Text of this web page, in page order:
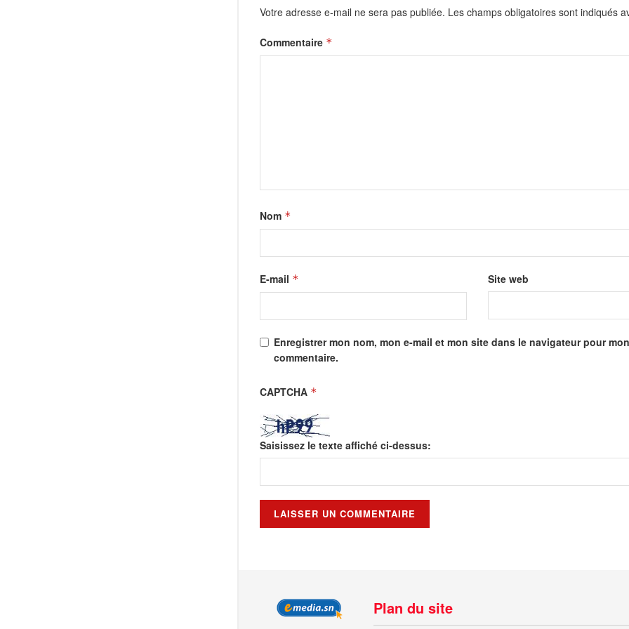
Votre adresse e-mail ne sera pas publiée. Les champs obligatoires sont indiqués
Commentaire *
Nom *
E-mail * Site web
Enregistrer mon nom, mon e-mail et mon site dans le navigateur pour
commentaire.
CAPTCHA *
Saisissez le texte affiché ci-dessus:
Plan du site